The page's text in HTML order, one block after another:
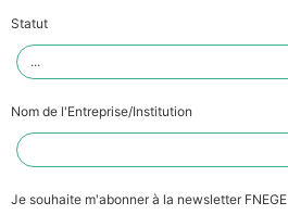
Statut
Nom de l'Entreprise/Institution
Je souhaite m'abonner à la newsletter FNEGE